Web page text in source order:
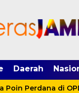
Daerah
di OPD Cup